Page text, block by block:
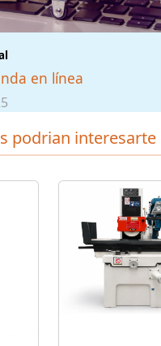
en línea
podrian interesarte